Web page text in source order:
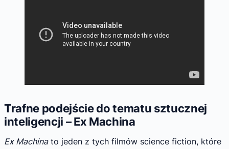
Trafne podejście do tematu sztucznej
inteligencji – Ex Machina
Ex Machinato jeden z tych filmów science fiction, które